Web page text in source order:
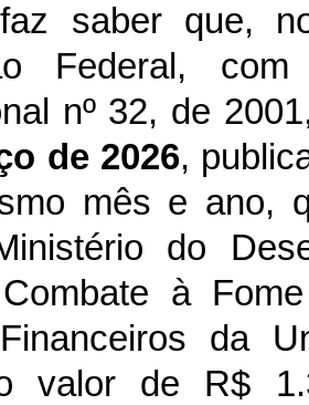
faz saber que,
Federal,
nº 32, de
de 2026,
mês e ano,
do
à
da
valor de R$